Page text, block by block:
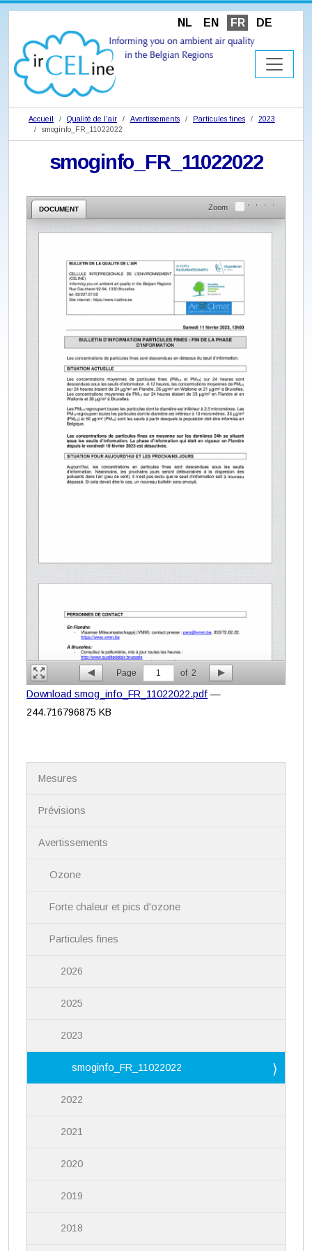
NL EN FR DE
Accueil Qualité de l'air Avertissements Particules fines
2023
smoginfo_FR_11022022
smoginfo_FR_11022022
DOCUMENT Zoom
Page 1 of 2
Download smog_info_FR_11022022.pdf —
244.716796875 KB
Mesures
Prévisions
Avertissements
Ozone
Forte chaleur et pics d'ozone
Particules fines
2026
2025
2023
smoginfo_FR_11022022
2022
2021
2020
2019
2018